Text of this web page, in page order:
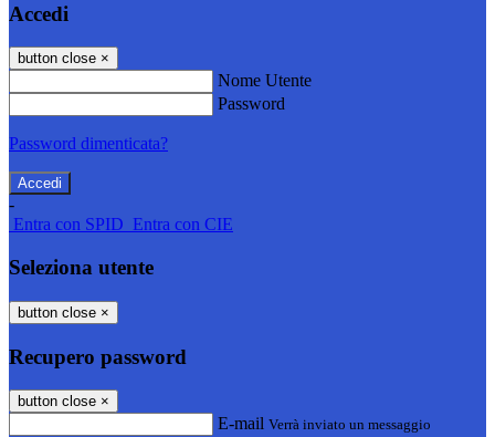
Accedi
button close ×
Nome Utente
Password
Password dimenticata?
-
Entra con SPID Entra con CIE
Seleziona utente
button close ×
Recupero password
button close ×
E-mail Verrà inviato un messaggio